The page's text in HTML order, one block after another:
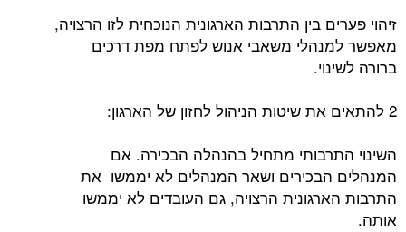
זיהוי פערים בין התרבות הארגונית הנוכחית לזו הרצויה,
מאפשר למנהלי משאבי אנוש לפתח מפת דרכים
ברורה לשינוי.
2 להתאים את שיטות הניהול לחזון של הארגון:
השינוי התרבותי מתחיל בהנהלה הבכירה. אם
המנהלים הבכירים ושאר המנהלים לא יממשו את
התרבות הארגונית הרצויה, גם העובדים לא יממשו
אותה.